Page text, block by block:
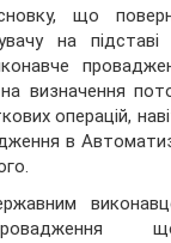
що
на
визначення
операцій,
в